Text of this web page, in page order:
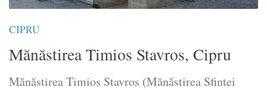
CIPRU
Mănăstirea Timios Stavros, Cipru
Mănăstirea Timios Stavros (Mănăstirea Sfintei